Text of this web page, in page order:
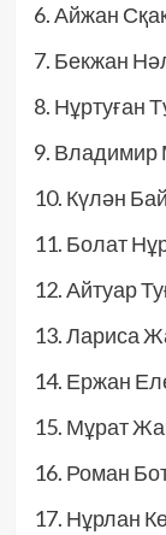
6. Айжан
7. Бекжан
8. Нұртуған
9. Владимир
10. Күлән
11. Болат
12. Айтуар
13. Лариса
14. Ержан
15. Мұрат
16. Роман
17. Нұрлан